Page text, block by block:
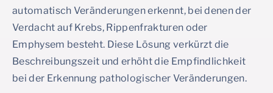
automatisch Veränderungen erkennt, bei denen der
Verdacht auf Krebs, Rippenfrakturen oder
Emphysem besteht. Diese Lösung verkürzt die
Beschreibungszeit und erhöht die Empfindlichkeit
bei der Erkennung pathologischer Veränderungen.